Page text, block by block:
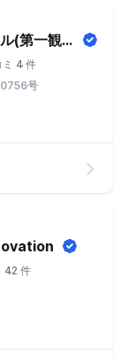
軽井沢別荘チャンネル(第一観光開発株式会社)
ミ 4 件
号
42 件